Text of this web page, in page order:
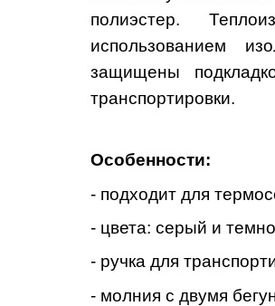
полиэстер.
использованием
защищены
транспортировки.
Особенности:
- подходит для
- цвета: серый и
- ручка для
- молния с двумя